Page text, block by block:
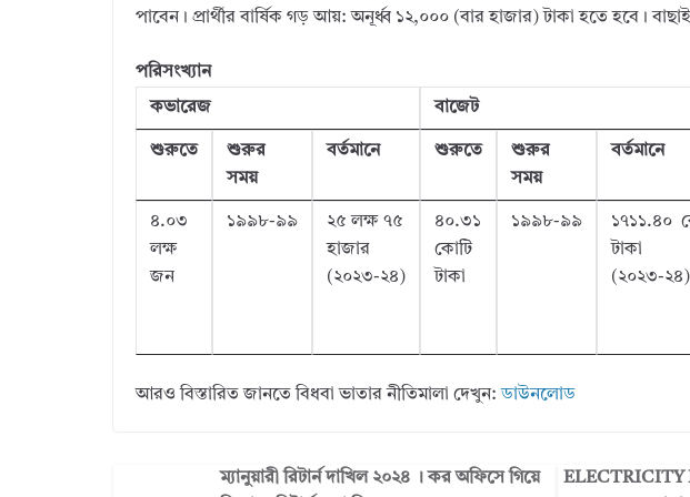
পাবেন। প্রার্থীর বার্ষিক গড় আয়: অনূর্ধ্ব ১২,০০০ (বার হাজার) টাকা হতে হবে।
পরিসংখ্যান
কভারেজ
বাজেট
শুরুতে
শুরুর
সময়
বর্তমানে শুরুতে
শুরুর
সময়
বর্তমানে
৪.০৩
লক্ষ
জন
১৯৯৮-৯৯
২৫ লক্ষ ৭৫
হাজার
(২০২৩-২৪)
৪০.৩১
কোটি
টাকা
১৯৯৮-৯৯ ১৭১১.৪০
টাকা
(২০২৩-২৪)
আরও বিস্তারিত জানতে বিধবা ভাতার নীতিমালা দেখুন:ডাউনলোড
ম্যানুয়ারী রিটার্ন দাখিল ২০২৪ । কর অফিসে গিয়ে ELECTRICITY